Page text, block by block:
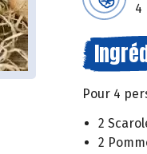
4
Pour 4
2
2